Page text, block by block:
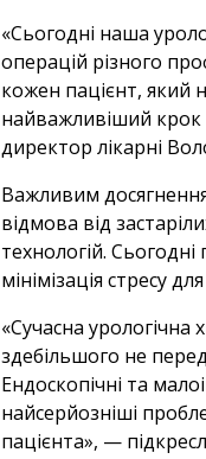
«Сьогодні наша
операцій різного
кожен пацієнт, який
найважливіший
директор лікарні
Важливим
відмова від
технологій. Сьогодні
мінімізація стресу
«Сучасна урологічна
здебільшого не
Ендоскопічні та
найсерйозніші
пацієнта», —